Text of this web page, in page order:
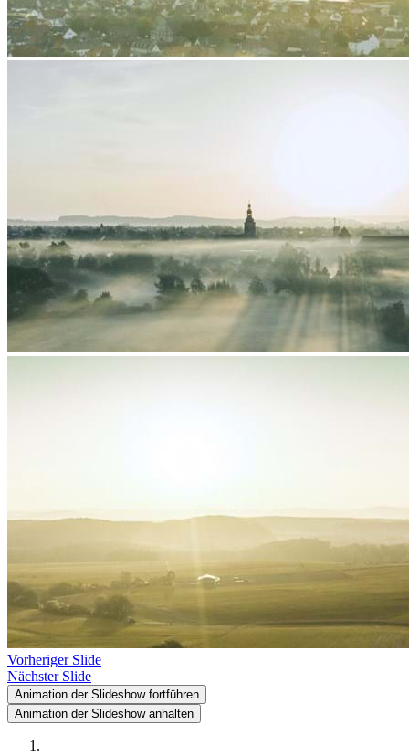
Vorheriger Slide
Nächster Slide
Animation der Slideshow fortführen
Animation der Slideshow anhalten